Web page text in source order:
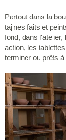
Partout dans la
tajines faits et
fond, dans
action, les
terminer ou prêts à